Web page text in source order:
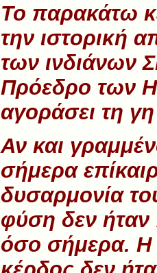
Το παρακάτω
την ιστορική
των ινδιάνων
Πρόεδρο των
αγοράσει τη
Αν και
σήμερα
δυσαρμονία
φύση δεν ήταν
όσο σήμερα. Η